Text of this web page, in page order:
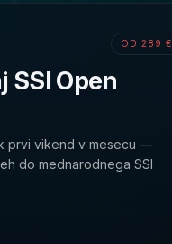
OD 289 €
SSI Open
prvi vikend v mesecu —
do mednarodnega SSI